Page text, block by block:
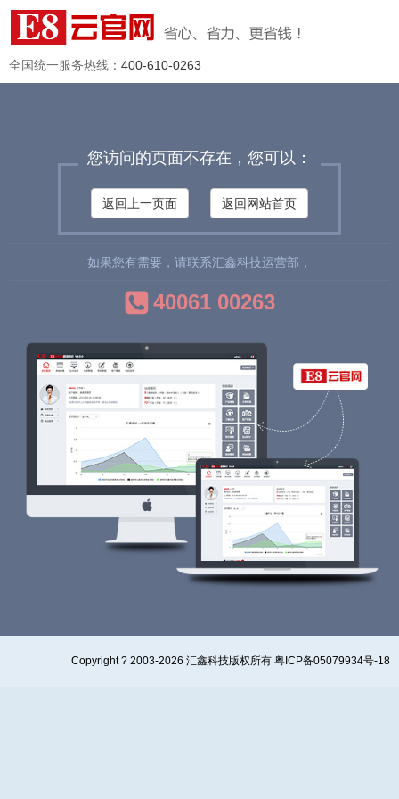
全国统一服务热线： 400-610-0263
您访问的页面不存在，您可以：
返回上一页面 返回网站首页
如果您有需要，请联系汇鑫科技运营部，
40061 00263
Copyright ? 2003-2026 汇鑫科技版权所有 粤ICP备05079934号-18